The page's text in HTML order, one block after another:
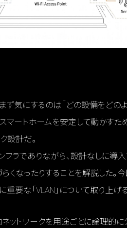
ず気にするのは「どの設備をどの
スマートホームを安定して動かす
設計だ。
ラでありながら、設計なしに導入
なったりすることを解説した。
要な「VLAN」について取り上げる
ットワークを用途ごとに論理的